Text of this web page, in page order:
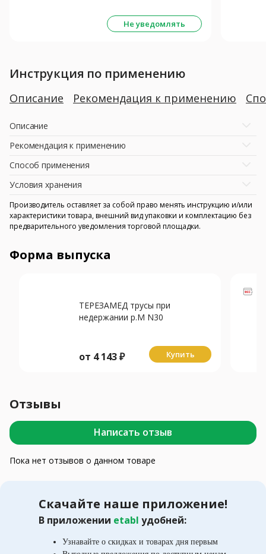
Не уведомлять
Инструкция по применению
Описание Рекомендация к применению
Описание
Рекомендация к применению
Способ применения
Условия хранения
Производитель оставляет за собой право менять инструкцию и/или
характеристики товара, внешний вид упаковки и комплектацию без
предварительного уведомления торговой площадки.
Форма выпуска
ТЕРЕЗАМЕД трусы при
недержании р.M N30
от 4 143₽ Купить
Отзывы
Написать отзыв
Пока нет отзывов о данном товаре
Скачайте наше приложение!
В приложении etabl удобней:
Узнавайте о скидках и товарах дня первым